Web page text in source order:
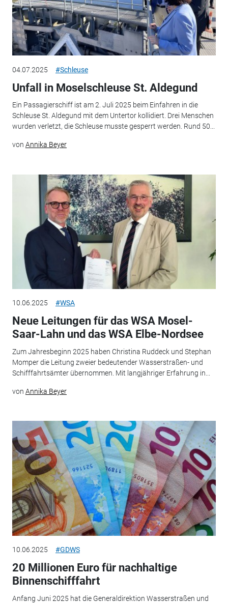
04.07.2025 #Schleuse
Unfall in Moselschleuse St. Aldegund
Ein Passagierschiff ist am 2. Juli 2025 beim Einfahren in die
Schleuse St. Aldegund mit dem Untertor kollidiert. Drei Menschen
wurden verletzt, die Schleuse musste gesperrt werden. Rund 50...
von Annika Beyer
10.06.2025 #WSA
Neue Leitungen für das WSA Mosel-
Saar-Lahn und das WSA Elbe-Nordsee
Zum Jahresbeginn 2025 haben Christina Ruddeck und Stephan
Momper die Leitung zweier bedeutender Wasserstraßen- und
Schifffahrtsämter übernommen. Mit langjähriger Erfahrung in...
von Annika Beyer
10.06.2025 #GDWS
20 Millionen Euro für nachhaltige
Binnenschifffahrt
Anfang Juni 2025 hat die Generaldirektion Wasserstraßen und